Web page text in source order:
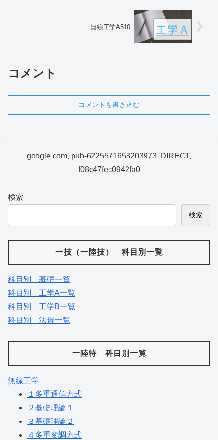
無線工学A510
コメント
コメントを書き込む
google.com, pub-6225571653203973, DIRECT,
f08c47fec0942fa0
検索
検索
一技（一陸技） 科目別一覧
科目別 基礎一覧
科目別 工学A一覧
科目別 工学B一覧
科目別 法規一覧
一陸特 科目別一覧
無線工学
１多重通信方式
２基礎理論１
３基礎理論２
４多重変調方式